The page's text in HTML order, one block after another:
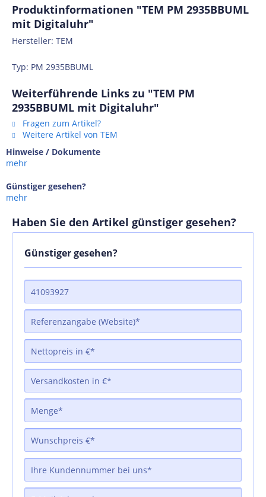
Produktinformationen "TEM PM 2935BBUML
mit Digitaluhr"
Hersteller: TEM
Typ: PM 2935BBUML
Weiterführende Links zu "TEM PM
2935BBUML mit Digitaluhr"
Fragen zum Artikel?
Weitere Artikel von TEM
Hinweise / Dokumente
mehr
Günstiger gesehen?
mehr
Haben Sie den Artikel günstiger gesehen?
Günstiger gesehen?